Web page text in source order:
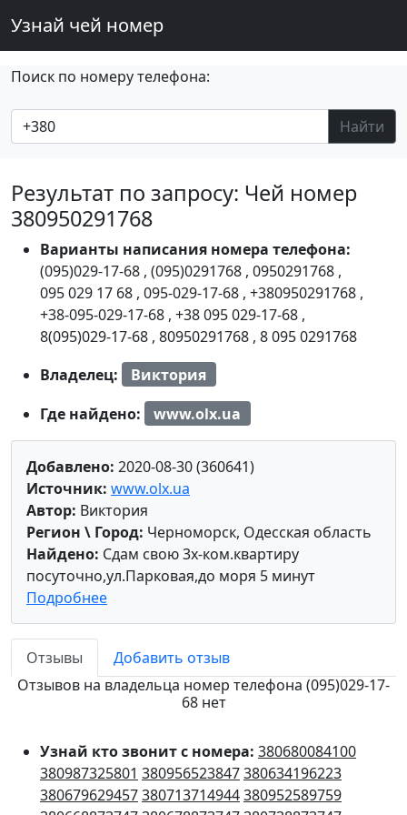
Узнай чей номер
Поиск по номеру телефона:
Найти
Результат по запросу: Чей номер
380950291768
Варианты написания номера телефона:
(095)029-17-68 , (095)0291768 , 0950291768 ,
095 029 17 68 , 095-029-17-68 , +380950291768 ,
+38-095-029-17-68 , +38 095 029-17-68 ,
8(095)029-17-68 , 80950291768 , 8 095 0291768
Владелец:
Виктория
Где найдено:
www.olx.ua
Добавлено: 2020-08-30 (360641)
Источник: www.olx.ua
Автор: Виктория
Регион \ Город: Черноморск, Одесская область
Найдено: Сдам свою 3х-ком.квартиру
посуточно,ул.Парковая,до моря 5 минут
Подробнее
Отзывы
Добавить отзыв
Отзывов на владельца номер телефона (095)029-17-
68 нет
Узнай кто звонит с номера: 380680084100
380987325801 380956523847380634196223
380679629457380713714944380952589759